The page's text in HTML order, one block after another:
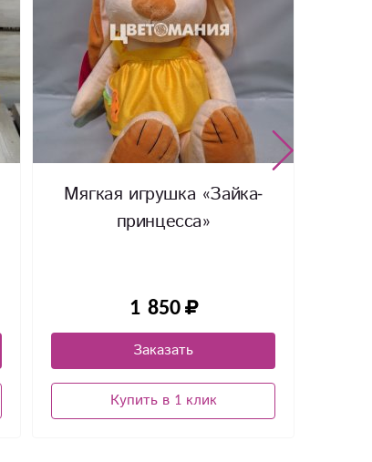
Мягкая игрушка «Зайка-
принцесса»
1 850
Заказать
Купить в 1 клик